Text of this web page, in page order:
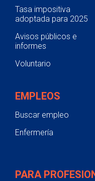
Tasa impositiva
adoptada para 2025
Avisos públicos e
informes
Voluntario
EMPLEOS
Buscar empleo
Enfermería
PARA